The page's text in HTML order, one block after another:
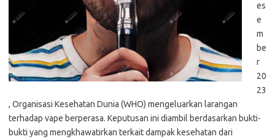
es
e
m
be
r
20
23
, Organisasi Kesehatan Dunia (WHO) mengeluarkan larangan
terhadap vape berperasa. Keputusan ini diambil berdasarkan bukti-
bukti yang mengkhawatirkan terkait dampak kesehatan dari